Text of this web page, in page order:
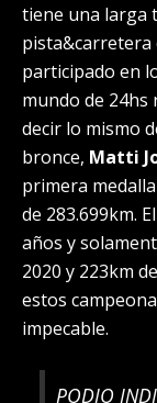
tiene una larga
pista&carretera
participado en
mundo de 24hs
decir lo mismo
bronce, Matti
primera
de 283.699km.
años y
2020 y 223km
estos
impecable.
PODIO